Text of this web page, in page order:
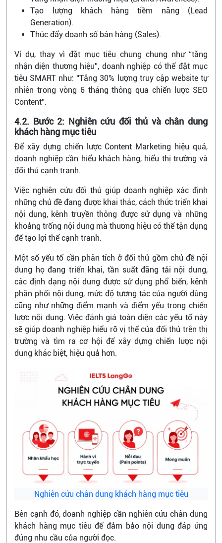
Tạo lượng khách hàng tiềm năng (Lead
Generation).
Thúc đẩy doanh số bán hàng (Sales).
Ví dụ, thay vì đặt mục tiêu chung chung như “tăng
nhận diện thương hiệu”, doanh nghiệp có thể đặt mục
tiêu SMART như: “Tăng 30% lượng truy cập website tự
nhiên trong vòng 6 tháng thông qua chiến lược SEO
Content”.
4.2. Bước 2: Nghiên cứu đối thủ và chân dung
khách hàng mục tiêu
Để xây dựng chiến lược Content Marketing hiệu quả,
doanh nghiệp cần hiểu khách hàng, hiểu thị trường và
đối thủ cạnh tranh.
Việc nghiên cứu đối thủ giúp doanh nghiệp xác định
những chủ đề đang được khai thác, cách thức triển khai
nội dung, kênh truyền thông được sử dụng và những
khoảng trống nội dung mà thương hiệu có thể tận dụng
để tạo lợi thế cạnh tranh.
Một số yếu tố cần phân tích ở đối thủ gồm chủ đề nội
dung họ đang triển khai, tần suất đăng tải nội dung,
các định dạng nội dung được sử dụng phổ biến, kênh
phân phối nội dung, mức độ tương tác của người dùng
cũng như những điểm mạnh và điểm yếu trong chiến
lược nội dung. Việc đánh giá toàn diện các yếu tố này
sẽ giúp doanh nghiệp hiểu rõ vị thế của đối thủ trên thị
trường và tìm ra cơ hội để xây dựng chiến lược nội
dung khác biệt, hiệu quả hơn.
Nghiên cứu chân dung khách hàng mục tiêu
Bên cạnh đó, doanh nghiệp cần nghiên cứu chân dung
khách hàng mục tiêu để đảm bảo nội dung đáp ứng
đúng nhu cầu của người đọc.